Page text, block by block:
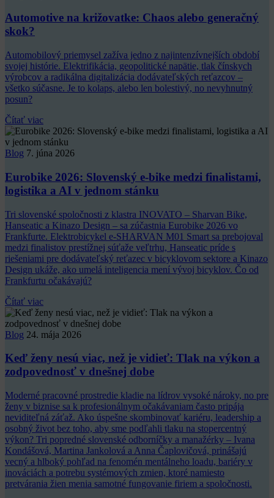
Automotive na križovatke: Chaos alebo generačný
skok?
Automobilový priemysel zažíva jedno z najintenzívnejších období
svojej histórie. Elektrifikácia, geopolitické napätie, tlak čínskych
výrobcov a radikálna digitalizácia dodávateľských reťazcov –
všetko súčasne. Je to kolaps, alebo len bolestivý, no nevyhnutný
posun?
Čítať viac
Blog 7. júna 2026
Eurobike 2026: Slovenský e-bike medzi finalistami,
logistika a AI v jednom stánku
Tri slovenské spoločnosti z klastra INOVATO – Sharvan Bike,
Hanseatic a Kinazo Design – sa zúčastnia Eurobike 2026 vo
Frankfurte. Elektrobicykel e-SHARVAN M01 Smart sa prebojoval
medzi finalistov prestížnej súťaže veľtrhu, Hanseatic príde s
riešeniami pre dodávateľský reťazec v bicyklovom sektore a Kinazo
Design ukáže, ako umelá inteligencia mení vývoj bicyklov. Čo od
Frankfurtu očakávajú?
Čítať viac
Blog 24. mája 2026
Keď ženy nesú viac, než je vidieť: Tlak na výkon a
zodpovednosť v dnešnej dobe
Moderné pracovné prostredie kladie na lídrov vysoké nároky, no pre
ženy v biznise sa k profesionálnym očakávaniam často pripája
neviditeľná záťaž. Ako úspešne skombinovať kariéru, leadership a
osobný život bez toho, aby sme podľahli tlaku na stopercentný
výkon? Tri popredné slovenské odborníčky a manažérky – Ivana
Kondášová, Martina Jankolová a Anna Čaplovičová, prinášajú
vecný a hlboký pohľad na fenomén mentálneho loadu, bariéry v
inováciách a potrebu systémových zmien, ktoré namiesto
pretvárania žien menia samotné fungovanie firiem a spoločnosti.